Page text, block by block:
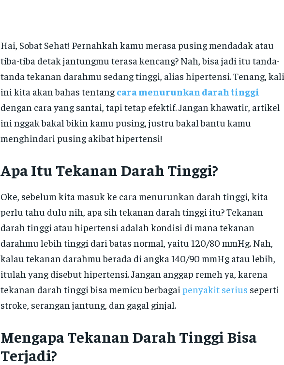
Hai, Sobat Sehat! Pernahkah kamu merasa pusing mendadak atau
tiba-tiba detak jantungmu terasa kencang? Nah, bisa jadi itu tanda-
tanda tekanan darahmu sedang tinggi, alias hipertensi. Tenang, kali
ini kita akan bahas tentang cara menurunkan darah tinggi
dengan cara yang santai, tapi tetap efektif. Jangan khawatir, artikel
ini nggak bakal bikin kamu pusing, justru bakal bantu kamu
menghindari pusing akibat hipertensi!
Apa Itu Tekanan Darah Tinggi?
Oke, sebelum kita masuk ke cara menurunkan darah tinggi, kita
perlu tahu dulu nih, apa sih tekanan darah tinggi itu? Tekanan
darah tinggi atau hipertensi adalah kondisi di mana tekanan
darahmu lebih tinggi dari batas normal, yaitu 120/80 mmHg. Nah,
kalau tekanan darahmu berada di angka 140/90 mmHg atau lebih,
itulah yang disebut hipertensi. Jangan anggap remeh ya, karena
tekanan darah tinggi bisa memicu berbagai penyakit serius seperti
stroke, serangan jantung, dan gagal ginjal.
Mengapa Tekanan Darah Tinggi Bisa
Terjadi?